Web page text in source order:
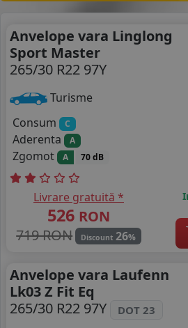
Anvelope vara Linglong
Sport Master
265/30 R22 97Y
Turisme
Consum
C
Aderenta A
Zgomot A 70 dB
Livrare gratuită *
526 RON
719 RON
Discount 26%
Anvelope vara Laufenn
Lk03 Z Fit Eq
265/30 R22 97Y
DOT 23